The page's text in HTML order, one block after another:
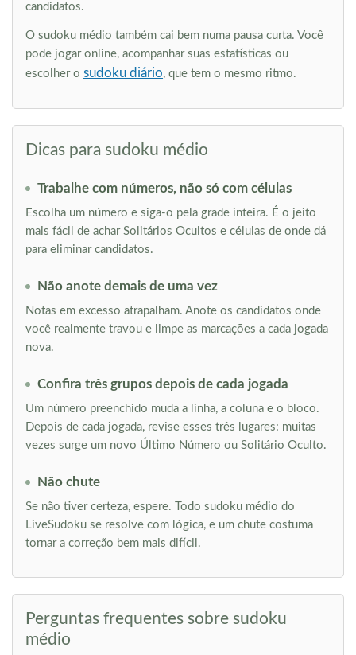
candidatos.
O sudoku médio também cai bem numa pausa curta. Você
pode jogar online, acompanhar suas estatísticas ou
escolher o sudoku diário, que tem o mesmo ritmo.
Dicas para sudoku médio
Trabalhe com números, não só com células
Escolha um número e siga-o pela grade inteira. É o jeito
mais fácil de achar Solitários Ocultos e células de onde dá
para eliminar candidatos.
Não anote demais de uma vez
Notas em excesso atrapalham. Anote os candidatos onde
você realmente travou e limpe as marcações a cada jogada
nova.
Confira três grupos depois de cada jogada
Um número preenchido muda a linha, a coluna e o bloco.
Depois de cada jogada, revise esses três lugares: muitas
vezes surge um novo Último Número ou Solitário Oculto.
Não chute
Se não tiver certeza, espere. Todo sudoku médio do
LiveSudoku se resolve com lógica, e um chute costuma
tornar a correção bem mais difícil.
Perguntas frequentes sobre sudoku
médio